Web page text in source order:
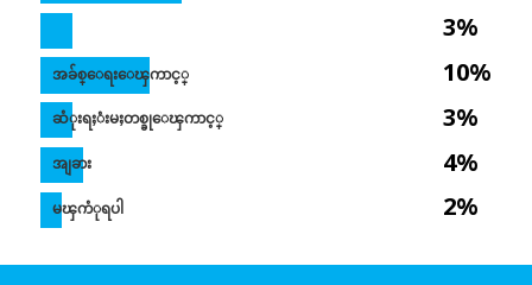
3%
10%
3%
4%
2%
အခ်စ္ေရးေၾကာင့္
ဆံုးရႈံးမႈတစ္ခုေၾကာင့္
အျခား
မၾကံုရပါ